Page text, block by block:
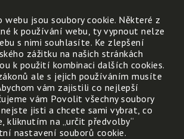
1:
2:
jsou soubory cookie. Některé z
k používání webu, ty vypnout nelze
s nimi souhlasíte. Ke zlepšení
zážitku na našich stránkách
k použití kombinaci dalších cookies.
ale s jejich používáním musíte
vám zajistili co nejlepší
vám Povolit všechny soubory
nejste jisti a chcete sami vybrat, co
kliknutím na „určit předvolby“
nastavení souborů cookie.